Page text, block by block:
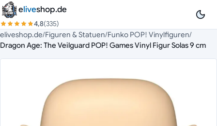
Zum Inhalt springen
eliveshop.de
4,8(335)
eliveshop.de/Figuren & Statuen/Funko POP! Vinylfiguren/
Dragon Age: The Veilguard POP! Games Vinyl Figur Solas 9 cm